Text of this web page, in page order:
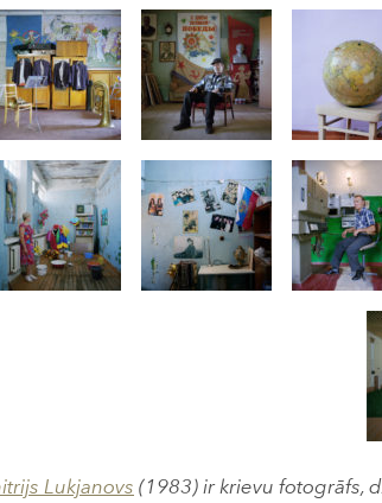
Lukjanovs (1983) ir krievu fotogrāfs,